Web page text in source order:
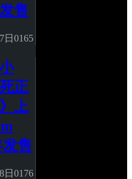
售
日 0165
正
上
发售
日 0176